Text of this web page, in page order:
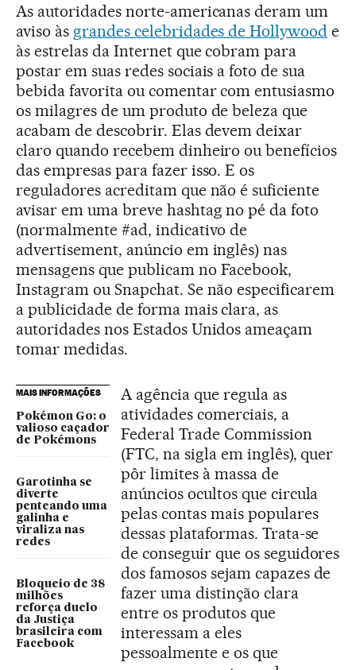
As autoridades norte-americanas deram um
aviso às grandes celebridades de Hollywood e
às estrelas da Internet que cobram para
postar em suas redes sociais a foto de sua
bebida favorita ou comentar com entusiasmo
os milagres de um produto de beleza que
acabam de descobrir. Elas devem deixar
claro quando recebem dinheiro ou benefícios
das empresas para fazer isso. E os
reguladores acreditam que não é suficiente
avisar em uma breve hashtag no pé da foto
(normalmente #ad, indicativo de
advertisement, anúncio em inglês) nas
mensagens que publicam no Facebook,
Instagram ou Snapchat. Se não especificarem
a publicidade de forma mais clara, as
autoridades nos Estados Unidos ameaçam
tomar medidas.
MAIS INFORMAÇÕES
Pokémon Go: o
valioso caçador
de Pokémons
Garotinha se
diverte
penteando uma
galinha e
viraliza nas
redes
Bloqueio de 38
milhões
reforça duelo
da Justiça
brasileira com
Facebook
A agência que regula as
atividades comerciais, a
Federal Trade Commission
(FTC, na sigla em inglês), quer
pôr limites à massa de
anúncios ocultos que circula
pelas contas mais populares
dessas plataformas. Trata-se
de conseguir que os seguidores
dos famosos sejam capazes de
fazer uma distinção clara
entre os produtos que
interessam a eles
pessoalmente e os que